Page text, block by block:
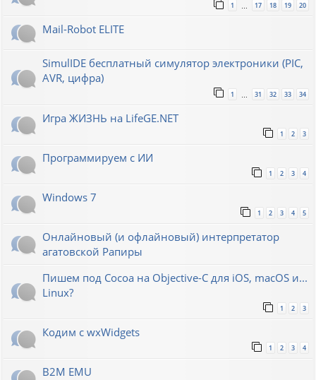
1 … 17 18 19 20
Mail-Robot ELITE
SimulIDE бесплатный симулятор электроники (PIC,
AVR, цифра)
1 31 32 33 34
Игра ЖИЗНЬ на LifeGE.NET
1 2 3
Программируем с ИИ
1 2 3 4
Windows 7
1 2 3 4 5
Онлайновый (и офлайновый) интерпретатор
агатовской Рапиры
Пишем под Cocoa на Objective-C для iOS, macOS и...
Linux?
1 2 3
Кодим с wxWidgets
1 2 3 4
B2M EMU